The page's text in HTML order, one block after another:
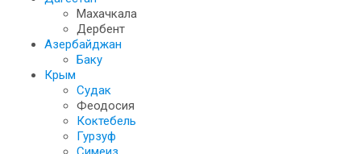
Махачкала
Дербент
Азербайджан
Баку
Крым
Судак
Феодосия
Коктебель
Гурзуф